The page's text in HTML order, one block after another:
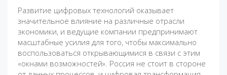
Развитие цифровых технологий оказывает
значительное влияние на различные отрасли
экономики, и ведущие компании предпринимают
масштабные усилия для того, чтобы максимально
воспользоваться открывающимися в связи с этим
«окнами возможностей». Россия не стоит в стороне